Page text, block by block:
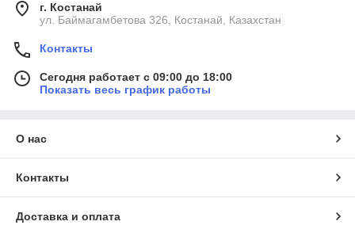
г. Костанай
ул. Баймагамбетова 326, Костанай, Казахстан
Контакты
Сегодня работает с 09:00 до 18:00
Показать весь график работы
О нас
Контакты
Доставка и оплата